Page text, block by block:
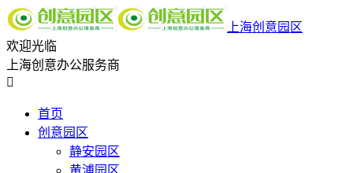
上海创意园区
欢迎光临
上海创意办公服务商

首页
创意园区
静安园区
黄浦园区